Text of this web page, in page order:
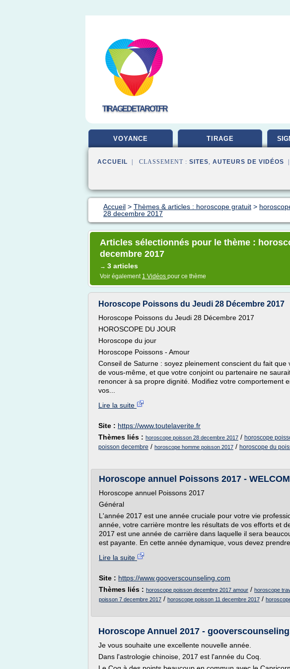
TIRAGEDETAROT.FR
VOYANCE TIRAGE
ACCUEIL | CLASSEMENT : SITES, AUTEURS DE VIDÉOS
Accueil > Thèmes & articles : horoscope gratuit >
28 decembre 2017
Articles sélectionnés pour le thème :
decembre 2017
→ 3 articles
Voir également 1 Vidéos pour ce thème
Horoscope Poissons du Jeudi 28 Décembre 2017
Horoscope Poissons du Jeudi 28 Décembre 2017
HOROSCOPE DU JOUR
Horoscope du jour
Horoscope Poissons - Amour
Conseil de Saturne : soyez pleinement conscient du fait
de vous-même, et que votre conjoint ou partenaire ne
renoncer à sa propre dignité. Modifiez votre comportement
vos...
Lire la suite
Site : https://www.toutelaverite.fr
Thèmes liés : horoscope poisson 28 decembre 2017 / horoscope
poisson decembre / horoscope homme poisson 2017 / horoscope du
Horoscope annuel Poissons 2017 -
Horoscope annuel Poissons 2017
Général
L'année 2017 est une année cruciale pour votre vie
année, votre carrière montre les résultats de vos efforts et
2017 est une année de carrière dans laquelle il sera
est payante. En cette année dynamique, vous devez
Lire la suite
Site : https://www.gooverscounseling.com
Thèmes liés : horoscope poisson decembre 2017 amour / horoscope
poisson 7 decembre 2017 / horoscope poisson 11 decembre 2017 /
Horoscope Annuel 2017 -
Je vous souhaite une excellente nouvelle année.
Dans l'astrologie chinoise, 2017 est l'année du Coq.